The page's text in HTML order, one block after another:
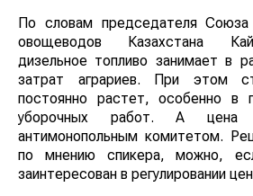
По словам председателя
овощеводов Казахстана
дизельное топливо занимает в
затрат аграриев. При этом
постоянно растет, особенно в
уборочных работ. А цена
антимонопольным комитетом.
по мнению спикера, можно,
заинтересован в регулировании